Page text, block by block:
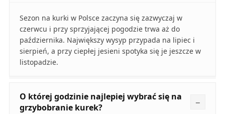
Sezon na kurki w Polsce zaczyna się zazwyczaj w
czerwcu i przy sprzyjającej pogodzie trwa aż do
października. Największy wysyp przypada na lipiec i
sierpień, a przy ciepłej jesieni spotyka się je jeszcze w
listopadzie.
O której godzinie najlepiej wybrać się na
grzybobranie kurek?